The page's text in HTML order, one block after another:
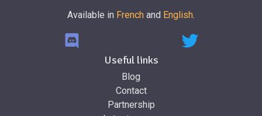
Available in French and English.
Useful links
Blog
Contact
Partnership